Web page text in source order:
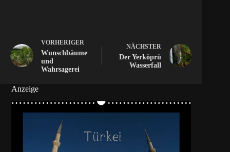
VORHERIGER
Wunschbäume
und
Wahrsagerei
NÄCHSTER
Der Yerköprü
Wasserfall
Anzeige